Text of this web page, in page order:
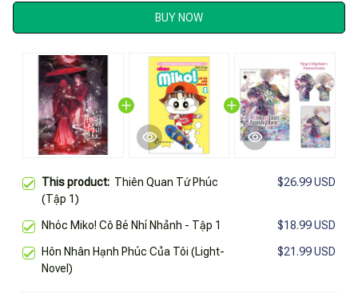
BUY NOW
This product: Thiên Quan Tứ Phúc
(Tập 1)
$26.99 USD
Nhóc Miko! Cô Bé Nhí Nhảnh - Tập 1 $18.99 USD
Hôn Nhân Hạnh Phúc Của Tôi (Light-
Novel)
$21.99 USD